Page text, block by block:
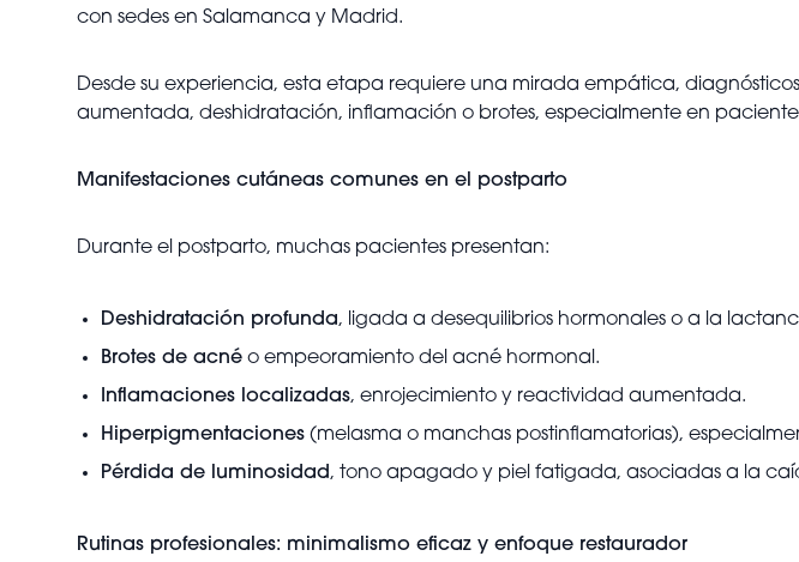
con sedes en Salamanca y Madrid.
Desde su experiencia, esta etapa requiere una mirada empática,
aumentada, deshidratación, inflamación o brotes, especialmente en
Manifestaciones cutáneas comunes en el postparto
Durante el postparto, muchas pacientes presentan:
Deshidratación profunda, ligada a desequilibrios hormonales o a la
Brotes de acné o empeoramiento del acné hormonal.
Inflamaciones localizadas, enrojecimiento y reactividad aumentada.
Hiperpigmentaciones (melasma o manchas postinflamatorias),
Pérdida de luminosidad, tono apagado y piel fatigada, asociadas a la
Rutinas profesionales: minimalismo eficaz y enfoque restaurador